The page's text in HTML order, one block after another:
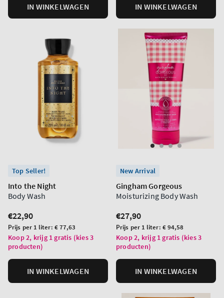
IN WINKELWAGEN IN WINKELWAGEN
Top Seller!
Into the Night
Body Wash
Normale
prijs
€22,90
Prijs
per
eenheid
Prijs per 1 liter: € 77,63
Koop 2, krijg 1 gratis (kies 3
producten)
IN WINKELWAGEN
New Arrival
Gingham Gorgeous
Moisturizing Body Wash
Normale
prijs
€27,90
Prijs
per
eenheid
Prijs per 1 liter: € 94,58
Koop 2, krijg 1 gratis (kies 3
producten)
IN WINKELWAGEN